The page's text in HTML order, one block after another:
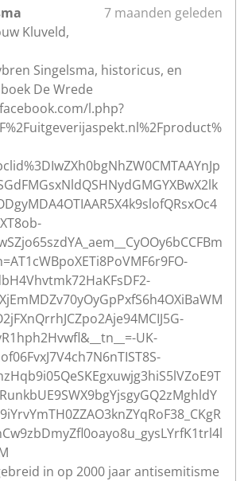
7 maanden geleden
Kluveld,
Singelsma, historicus, en
De Wrede
l.php?
UK-
in op 2000 jaar antisemitisme